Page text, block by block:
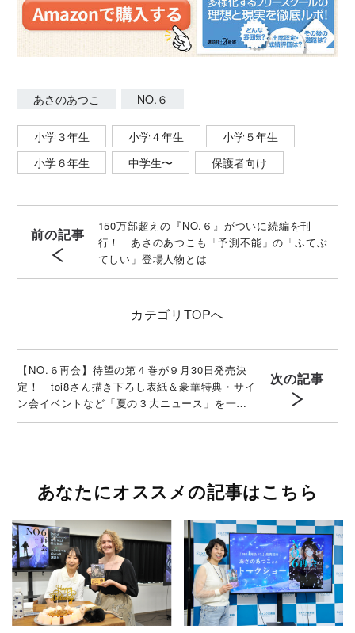
あさのあつこ NO.６
小学３年生 小学４年生
小学５年生
小学６年生
中学生〜 保護者向け
前の記事
150万部超えの『NO.６』がついに続編を刊
行！ あさのあつこも「予測不能」の「ふてぶ
てしい」登場人物とは
カテゴリ TOPへ
【NO.６再会】待望の第４巻が９月30日発売決
定！ toi8さん描き下ろし表紙＆豪華特典・サイ
ン会イベントなど「夏の３大ニュース」を一挙
解禁！
次の記事
あなたにオススメの記事はこちら